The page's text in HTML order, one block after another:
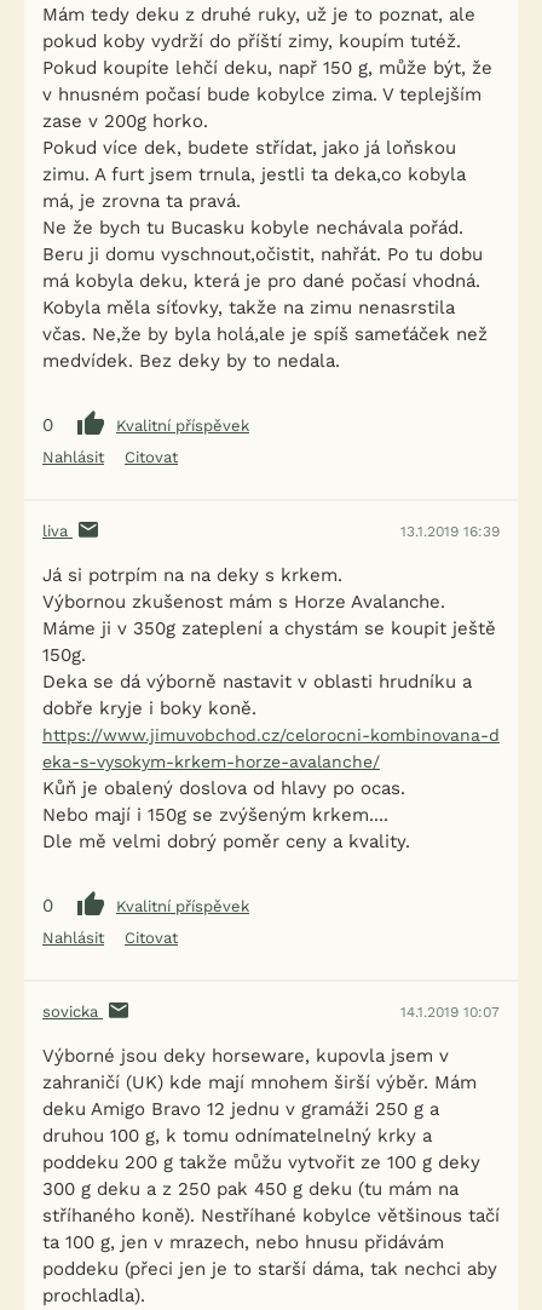
Mám tedy deku z druhé ruky, už je to poznat, ale
pokud koby vydrží do příští zimy, koupím tutéž.
Pokud koupíte lehčí deku, např 150 g, může být, že
v hnusném počasí bude kobylce zima. V teplejším
zase v 200g horko.
Pokud více dek, budete střídat, jako já loňskou
zimu. A furt jsem trnula, jestli ta deka,co kobyla
má, je zrovna ta pravá.
Ne že bych tu Bucasku kobyle nechávala pořád.
Beru ji domu vyschnout,očistit, nahřát. Po tu dobu
má kobyla deku, která je pro dané počasí vhodná.
Kobyla měla síťovky, takže na zimu nenasrstila
včas. Ne,že by byla holá,ale je spíš sameťáček než
medvídek. Bez deky by to nedala.
0
Kvalitní příspěvek
Nahlásit
Citovat
liva 13.1.2019 16:39
Já si potrpím na na deky s krkem.
Výbornou zkušenost mám s Horze Avalanche.
Máme ji v 350g zateplení a chystám se koupit ještě
150g.
Deka se dá výborně nastavit v oblasti hrudníku a
dobře kryje i boky koně.
https://www.jimuvobchod.cz/celorocni-kombinovana-d
eka-s-vysokym-krkem-horze-avalanche/
Kůň je obalený doslova od hlavy po ocas.
Nebo mají i 150g se zvýšeným krkem....
Dle mě velmi dobrý poměr ceny a kvality.
0
Kvalitní příspěvek
Nahlásit
Citovat
sovicka 14.1.2019 10:07
Výborné jsou deky horseware, kupovla jsem v
zahraničí (UK) kde mají mnohem širší výběr. Mám
deku Amigo Bravo 12 jednu v gramáži 250 g a
druhou 100 g, k tomu odnímatelnelný krky a
poddeku 200 g takže můžu vytvořit ze 100 g deky
300 g deku a z 250 pak 450 g deku (tu mám na
stříhaného koně). Nestříhané kobylce většinous tačí
ta 100 g, jen v mrazech, nebo hnusu přidávám
poddeku (přeci jen je to starší dáma, tak nechci aby
prochladla).